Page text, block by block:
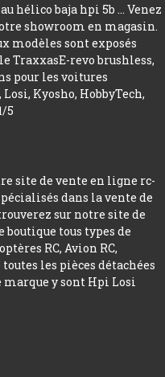
hélico baja hpi 5b ... Venez
showroom en magasin.
modèles sont exposés
TraxxasE-revo brushless,
pour les voitures
Kyosho, HobbyTech,
5
site de vente en ligne rc-
dans la vente de
sur notre site de
tous types de
RC, Avion RC,
les pièces détachées
marque y sont Hpi Losi